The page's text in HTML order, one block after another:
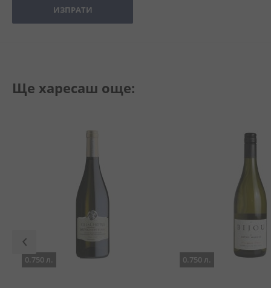
ИЗПРАТИ
Ще харесаш още:
0.750 л. 0.750 л.